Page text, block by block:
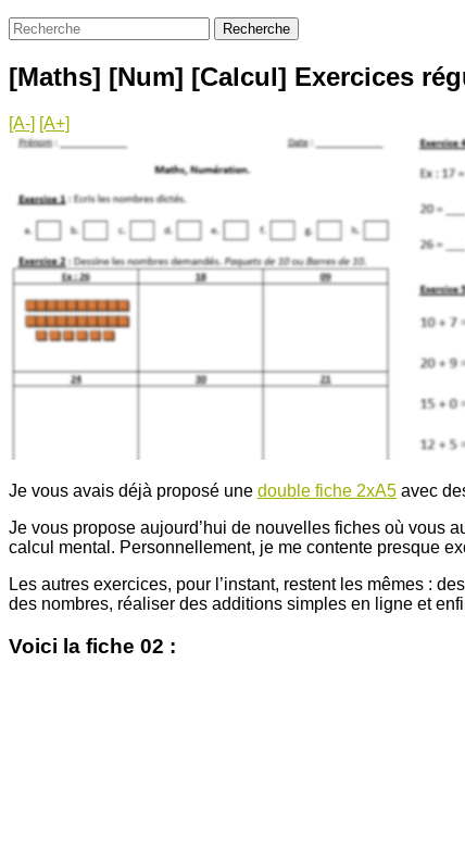
[Maths] [Num] [Calcul] Exercices
[A-] [A+]
Je vous avais déjà proposé une double fiche 2xA5 avec
Je vous propose aujourd’hui de nouvelles fiches où vous
calcul mental. Personnellement, je me contente presque
Les autres exercices, pour l’instant, restent les mêmes :
des nombres, réaliser des additions simples en ligne et
Voici la fiche 02 :